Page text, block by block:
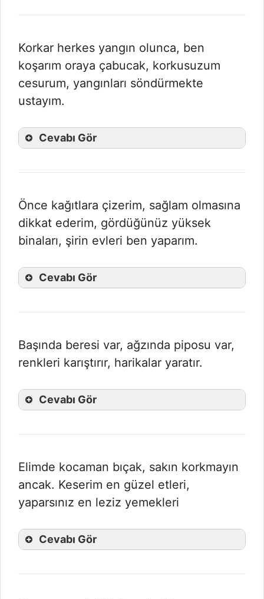
Korkar herkes yangın olunca, ben
koşarım oraya çabucak, korkusuzum
cesurum, yangınları söndürmekte
ustayım.
Cevabı Gör
Önce kağıtlara çizerim, sağlam olmasına
dikkat ederim, gördüğünüz yüksek
binaları, şirin evleri ben yaparım.
Cevabı Gör
Başında beresi var, ağzında piposu var,
renkleri karıştırır, harikalar yaratır.
Cevabı Gör
Elimde kocaman bıçak, sakın korkmayın
ancak. Keserim en güzel etleri,
yaparsınız en leziz yemekleri
Cevabı Gör